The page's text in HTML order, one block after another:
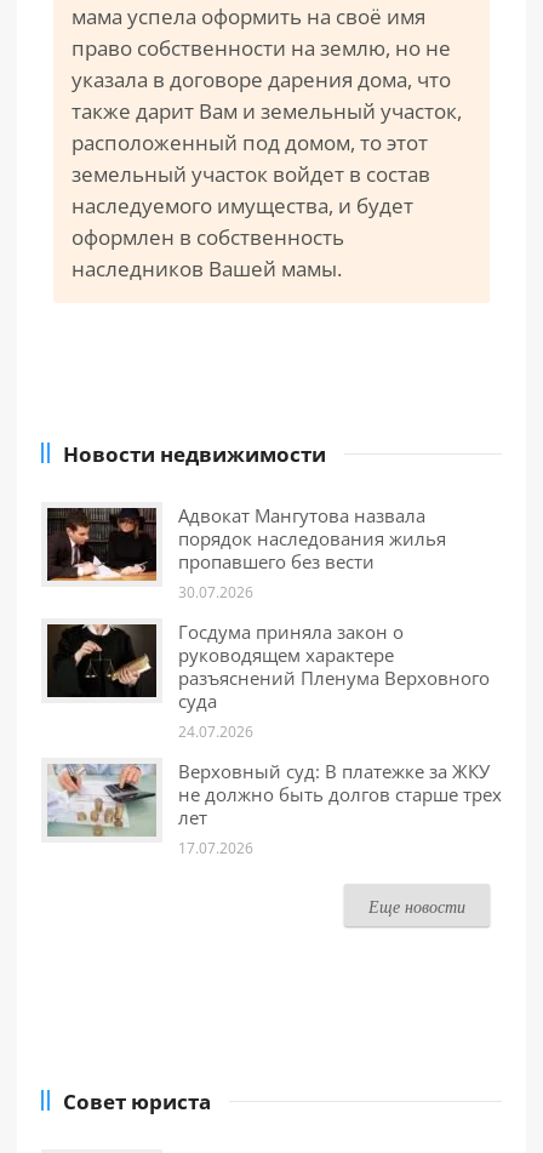
мама успела оформить на своё имя
право собственности на землю, но не
указала в договоре дарения дома, что
также дарит Вам и земельный участок,
расположенный под домом, то этот
земельный участок войдет в состав
наследуемого имущества, и будет
оформлен в собственность
наследников Вашей мамы.
Новости недвижимости
Адвокат Мангутова назвала
порядок наследования жилья
пропавшего без вести
30.07.2026
Госдума приняла закон о
руководящем характере
разъяснений Пленума Верховного
суда
24.07.2026
Верховный суд: В платежке за ЖКУ
не должно быть долгов старше трех
лет
17.07.2026
Еще новости
Совет юриста